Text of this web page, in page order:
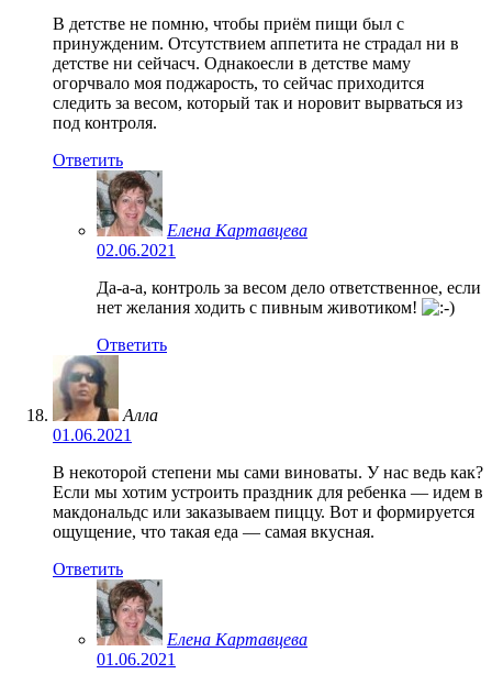
В детстве не помню, чтобы приём пищи был с
принужденим. Отсутствием аппетита не страдал ни в
детстве ни сейчасч. Однакоесли в детстве маму
огорчвало моя поджарость, то сейчас приходится
следить за весом, который так и норовит вырваться из
под контроля.
Ответить
Елена Картавцева
02.06.2021
Да-а-а, контроль за весом дело ответственное, если
нет желания ходить с пивным животиком!
Ответить
Алла
01.06.2021
В некоторой степени мы сами виноваты. У нас ведь как?
Если мы хотим устроить праздник для ребенка — идем в
макдональдс или заказываем пиццу. Вот и формируется
ощущение, что такая еда — самая вкусная.
Ответить
Елена Картавцева
01.06.2021